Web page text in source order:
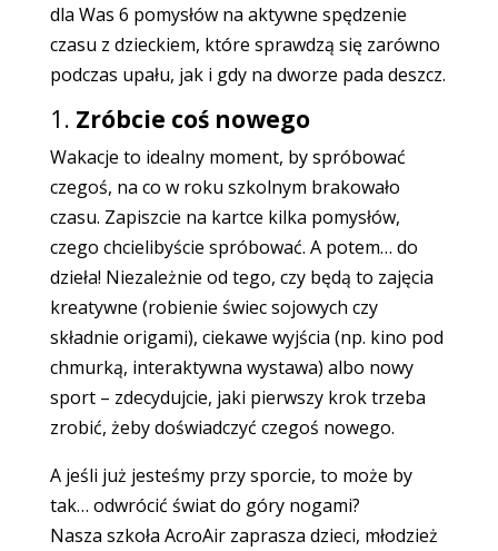
dla Was 6 pomysłów na aktywne spędzenie
czasu z dzieckiem, które sprawdzą się zarówno
podczas upału, jak i gdy na dworze pada deszcz.
1. Zróbcie coś nowego
Wakacje to idealny moment, by spróbować
czegoś, na co w roku szkolnym brakowało
czasu. Zapiszcie na kartce kilka pomysłów,
czego chcielibyście spróbować. A potem… do
dzieła! Niezależnie od tego, czy będą to zajęcia
kreatywne (robienie świec sojowych czy
składnie origami), ciekawe wyjścia (np. kino pod
chmurką, interaktywna wystawa) albo nowy
sport – zdecydujcie, jaki pierwszy krok trzeba
zrobić, żeby doświadczyć czegoś nowego.
A jeśli już jesteśmy przy sporcie, to może by
tak… odwrócić świat do góry nogami?
Nasza szkoła AcroAir zaprasza dzieci, młodzież